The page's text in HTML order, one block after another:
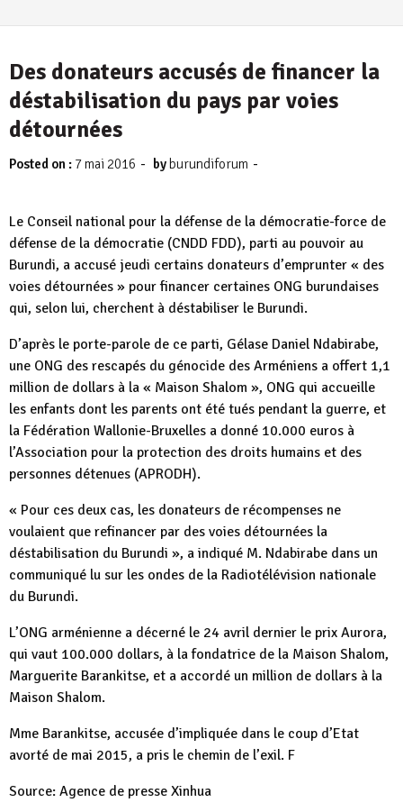
Des donateurs accusés de financer la
déstabilisation du pays par voies
détournées
Posted on : 7 mai 2016 - by burundiforum -
Le Conseil national pour la défense de la démocratie-force de
défense de la démocratie (CNDD FDD), parti au pouvoir au
Burundi, a accusé jeudi certains donateurs d’emprunter « des
voies détournées » pour financer certaines ONG burundaises
qui, selon lui, cherchent à déstabiliser le Burundi.
D’après le porte-parole de ce parti, Gélase Daniel Ndabirabe,
une ONG des rescapés du génocide des Arméniens a offert 1,1
million de dollars à la « Maison Shalom », ONG qui accueille
les enfants dont les parents ont été tués pendant la guerre, et
la Fédération Wallonie-Bruxelles a donné 10.000 euros à
l’Association pour la protection des droits humains et des
personnes détenues (APRODH).
« Pour ces deux cas, les donateurs de récompenses ne
voulaient que refinancer par des voies détournées la
déstabilisation du Burundi », a indiqué M. Ndabirabe dans un
communiqué lu sur les ondes de la Radiotélévision nationale
du Burundi.
L’ONG arménienne a décerné le 24 avril dernier le prix Aurora,
qui vaut 100.000 dollars, à la fondatrice de la Maison Shalom,
Marguerite Barankitse, et a accordé un million de dollars à la
Maison Shalom.
Mme Barankitse, accusée d’impliquée dans le coup d’Etat
avorté de mai 2015, a pris le chemin de l’exil. F
Source: Agence de presse Xinhua